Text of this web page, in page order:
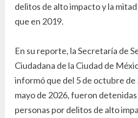
delitos de alto impacto y la
que en 2019.
En su reporte, la Secretaría de
Ciudadana de la Ciudad de
informó que del 5 de octubre de
mayo de 2026, fueron
personas por delitos de alto